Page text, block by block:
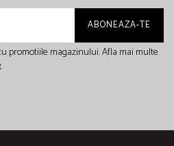
promotiile magazinului. Afla mai multe